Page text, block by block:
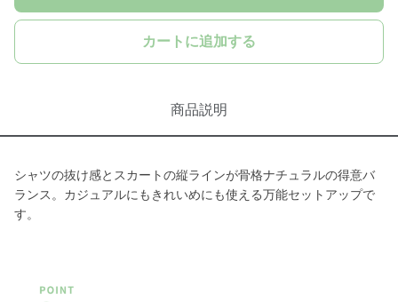
カートに追加する
商品説明
シャツの抜け感とスカートの縦ラインが骨格ナチュラルの得意バ
ランス。カジュアルにもきれいめにも使える万能セットアップで
す。